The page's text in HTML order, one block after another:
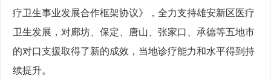
疗卫生事业发展合作框架协议》，全力支持雄安新区医疗
卫生发展，对廊坊、保定、唐山、张家口、承德等五地市
的对口支援取得了新的成效，当地诊疗能力和水平得到持
续提升。